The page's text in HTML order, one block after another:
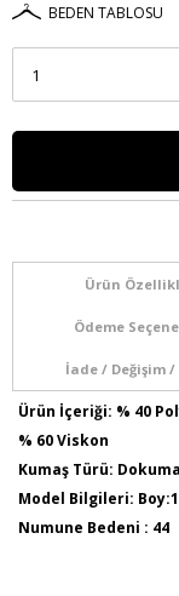
BEDEN TABLOSU
Ürün
Ödeme
İade / Değişim /
Ürün İçeriği: % 40
% 60 Viskon
Kumaş Türü: Dokuma
Model Bilgileri:
Numune Bedeni : 44